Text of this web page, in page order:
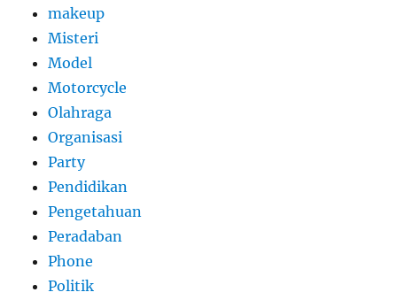
makeup
Misteri
Model
Motorcycle
Olahraga
Organisasi
Party
Pendidikan
Pengetahuan
Peradaban
Phone
Politik